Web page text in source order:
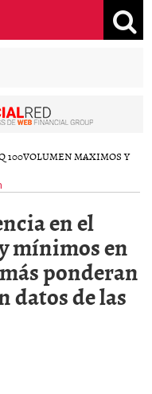
100VOLUMEN MAXIMOS Y
en el
mínimos en
ponderan
datos de las